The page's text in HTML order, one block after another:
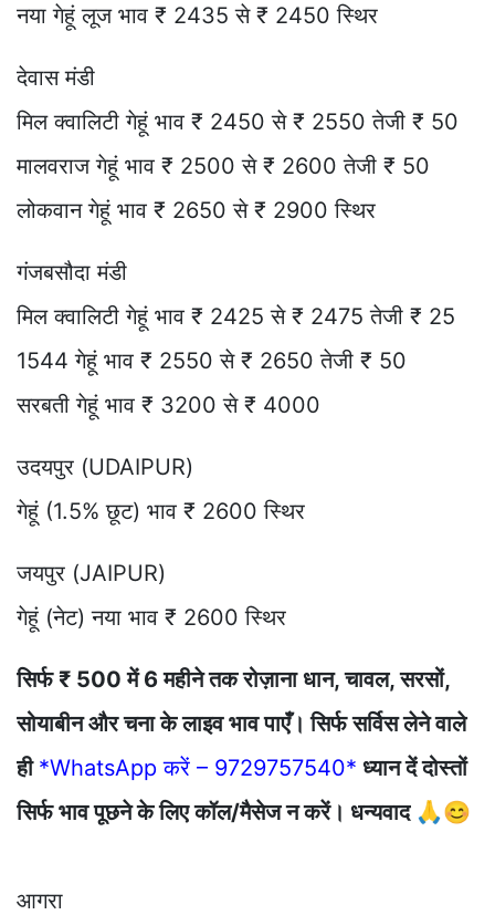
नया गेहूं लूज भाव ₹ 2435 से ₹ 2450 स्थिर
देवास मंडी
मिल क्वालिटी गेहूं भाव ₹ 2450 से ₹ 2550 तेजी ₹ 50
मालवराज गेहूं भाव ₹ 2500 से ₹ 2600 तेजी ₹ 50
लोकवान गेहूं भाव ₹ 2650 से ₹ 2900 स्थिर
गंजबसौदा मंडी
मिल क्वालिटी गेहूं भाव ₹ 2425 से ₹ 2475 तेजी ₹ 25
1544 गेहूं भाव ₹ 2550 से ₹ 2650 तेजी ₹ 50
सरबती गेहूं भाव ₹ 3200 से ₹ 4000
उदयपुर (UDAIPUR)
गेहूं (1.5% छूट) भाव ₹ 2600 स्थिर
जयपुर (JAIPUR)
गेहूं (नेट) नया भाव ₹ 2600 स्थिर
सिर्फ ₹ 500 में 6 महीने तक रोज़ाना धान, चावल, सरसों,
सोयाबीन और चना के लाइव भाव पाएँ। सिर्फ सर्विस लेने वाले
ही *WhatsApp करें – 9729757540* ध्यान दें दोस्तों
सिर्फ भाव पूछने के लिए कॉल/मैसेज न करें। धन्यवाद 🙏😊
आगरा